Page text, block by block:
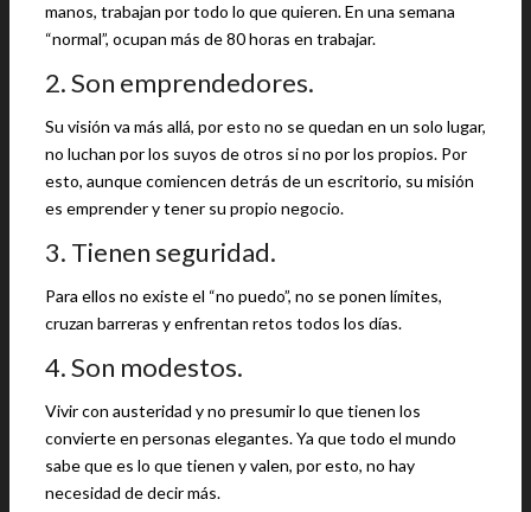
manos, trabajan por todo lo que quieren. En una semana
“normal”, ocupan más de 80 horas en trabajar.
2. Son emprendedores.
Su visión va más allá, por esto no se quedan en un solo lugar,
no luchan por los suyos de otros si no por los propios. Por
esto, aunque comiencen detrás de un escritorio, su misión
es emprender y tener su propio negocio.
3. Tienen seguridad.
Para ellos no existe el “no puedo”, no se ponen límites,
cruzan barreras y enfrentan retos todos los días.
4. Son modestos.
Vivir con austeridad y no presumir lo que tienen los
convierte en personas elegantes. Ya que todo el mundo
sabe que es lo que tienen y valen, por esto, no hay
necesidad de decir más.